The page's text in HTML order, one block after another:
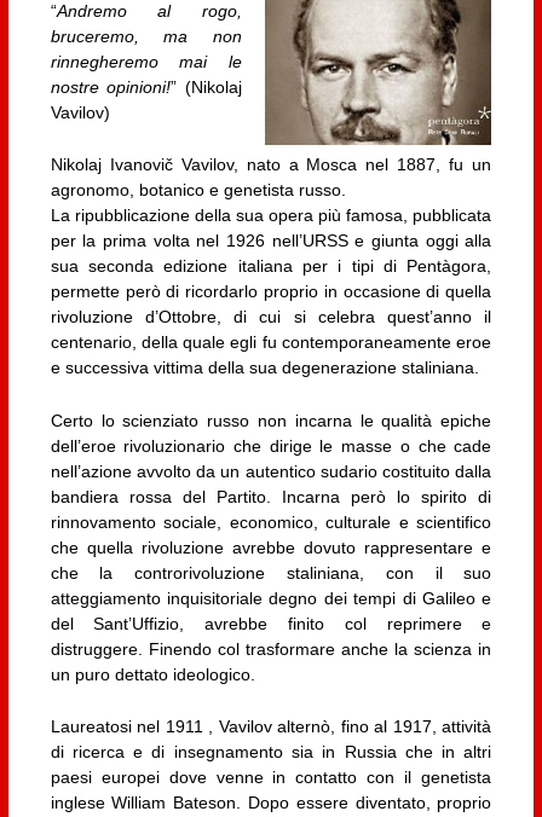
“Andremo al rogo,
bruceremo, ma non
rinnegheremo mai le
nostre opinioni!” (Nikolaj
Vavilov)
Nikolaj Ivanovič Vavilov, nato a Mosca nel 1887, fu un
agronomo, botanico e genetista russo.
La ripubblicazione della sua opera più famosa, pubblicata
per la prima volta nel 1926 nell’URSS e giunta oggi alla
sua seconda edizione italiana per i tipi di Pentàgora,
permette però di ricordarlo proprio in occasione di quella
rivoluzione d’Ottobre, di cui si celebra quest’anno il
centenario, della quale egli fu contemporaneamente eroe
e successiva vittima della sua degenerazione staliniana.
Certo lo scienziato russo non incarna le qualità epiche
dell’eroe rivoluzionario che dirige le masse o che cade
nell’azione avvolto da un autentico sudario costituito dalla
bandiera rossa del Partito. Incarna però lo spirito di
rinnovamento sociale, economico, culturale e scientifico
che quella rivoluzione avrebbe dovuto rappresentare e
che la controrivoluzione staliniana, con il suo
atteggiamento inquisitoriale degno dei tempi di Galileo e
del Sant’Uffizio, avrebbe finito col reprimere e
distruggere. Finendo col trasformare anche la scienza in
un puro dettato ideologico.
Laureatosi nel 1911 , Vavilov alternò, fino al 1917, attività
di ricerca e di insegnamento sia in Russia che in altri
paesi europei dove venne in contatto con il genetista
inglese William Bateson. Dopo essere diventato, proprio